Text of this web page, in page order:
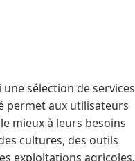
sélection de services
permet aux utilisateurs
mieux à leurs besoins
cultures, des outils
exploitations agricoles.